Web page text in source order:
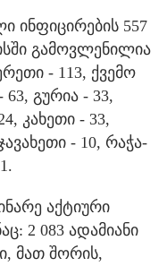
ინფიცირების 557
გამოვლენილია
- 113, ქვემო
გურია - 33,
კახეთი - 33,
- 10, რაჭა-
აქტიური
2 083 ადამიანი
მათ შორის,